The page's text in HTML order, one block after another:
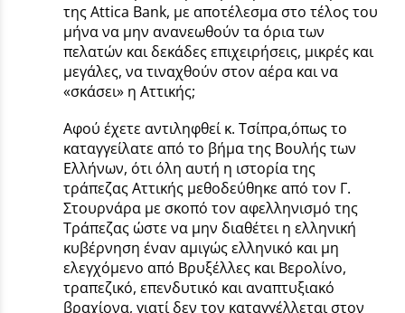
της Attica Bank, με αποτέλεσμα στο τέλος του
μήνα να μην ανανεωθούν τα όρια των
πελατών και δεκάδες επιχειρήσεις, μικρές και
μεγάλες, να τιναχθούν στον αέρα και να
«σκάσει» η Αττικής;
Αφού έχετε αντιληφθεί κ. Τσίπρα,όπως το
καταγγείλατε από το βήμα της Βουλής των
Ελλήνων, ότι όλη αυτή η ιστορία της
τράπεζας Αττικής μεθοδεύθηκε από τον Γ.
Στουρνάρα με σκοπό τον αφελληνισμό της
Τράπεζας ώστε να μην διαθέτει η ελληνική
κυβέρνηση έναν αμιγώς ελληνικό και μη
ελεγχόμενο από Βρυξέλλες και Βερολίνο,
τραπεζικό, επενδυτικό και αναπτυξιακό
βραχίονα, γιατί δεν τον καταγγέλλεται στον